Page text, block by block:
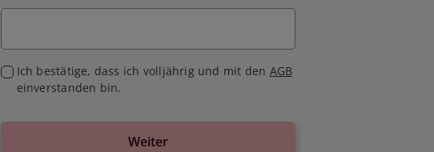
Ich bestätige, dass ich volljährig und mit den AGB
einverstanden bin.
Weiter